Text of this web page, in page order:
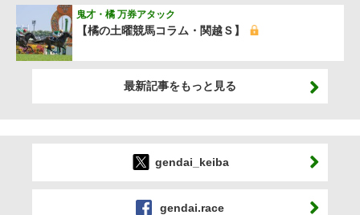
【橘の土曜競馬コラム・関越Ｓ】
鬼才・橘 万券アタック
最新記事をもっと見る
gendai_keiba
gendai.race